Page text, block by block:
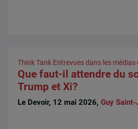
Think Tank Entrevues dans les médias
Que faut-il attendre du
Trump et Xi?
Le Devoir, 12 mai 2026,Guy Saint-